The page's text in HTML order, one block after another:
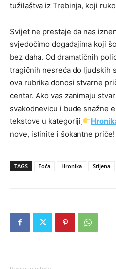
tužilaštva iz Trebinja, koji
Svijet ne prestaje da nas
svjedočimo događajima koji
bez daha. Od dramatičnih
tragičnih nesreća do ljudskih
ova rubrika donosi stvarne
centar. Ako vas zanimaju
svakodnevicu i bude snažne
tekstove u kategoriji
nove, istinite i šokantne priče!
TAGS Foča Hronika Stijena